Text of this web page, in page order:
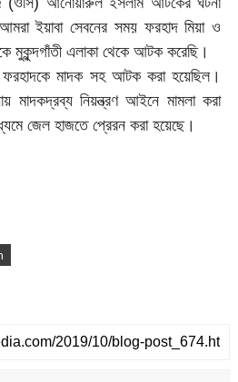
ইয়াবা সেবনের সময় ফরহাদ মিয়া ও
মুকুন্দগাঁতী এলাকা থেকে আটক করেছি।
ফরহাদকে মাদক সহ আটক করা হয়েছিল।
মাদকদ্রব্য নিয়ন্ত্রণ আইনে মামলা করা
জেল হাজতে প্রেরন করা হয়েছে।